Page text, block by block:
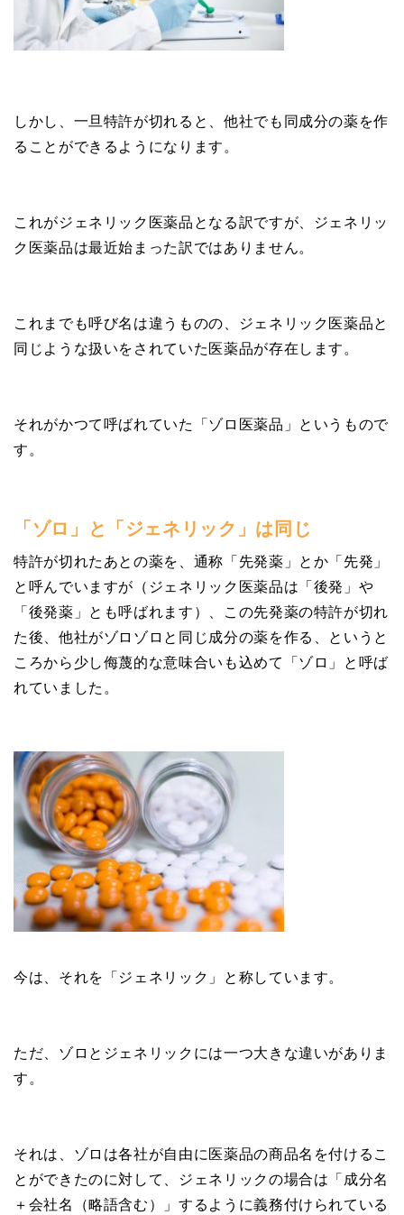
しかし、一旦特許が切れると、他社でも同成分の薬を作
ることができるようになります。
これがジェネリック医薬品となる訳ですが、ジェネリッ
ク医薬品は最近始まった訳ではありません。
これまでも呼び名は違うものの、ジェネリック医薬品と
同じような扱いをされていた医薬品が存在します。
それがかつて呼ばれていた「ゾロ医薬品」というもので
す。
「ゾロ」と「ジェネリック」は同じ
特許が切れたあとの薬を、通称「先発薬」とか「先発」
と呼んでいますが（ジェネリック医薬品は「後発」や
「後発薬」とも呼ばれます）、この先発薬の特許が切れ
た後、他社がゾロゾロと同じ成分の薬を作る、というと
ころから少し侮蔑的な意味合いも込めて「ゾロ」と呼ば
れていました。
今は、それを「ジェネリック」と称しています。
ただ、ゾロとジェネリックには一つ大きな違いがありま
す。
それは、ゾロは各社が自由に医薬品の商品名を付けるこ
とができたのに対して、ジェネリックの場合は「成分名
＋会社名（略語含む）」するように義務付けられている